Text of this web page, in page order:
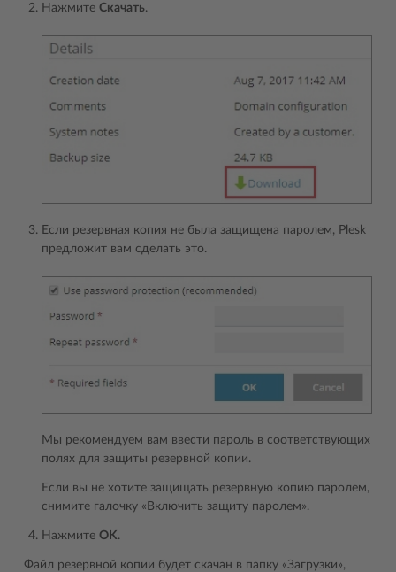
Нажмите Скачать.
Если резервная копия не была защищена паролем, Plesk
предложит вам сделать это.
Мы рекомендуем вам ввести пароль в соответствующих
полях для защиты резервной копии.
Если вы не хотите защищать резервную копию паролем,
снимите галочку «Включить защиту паролем».
Нажмите OK.
Файл резервной копии будет скачан в папку «Загрузки»,